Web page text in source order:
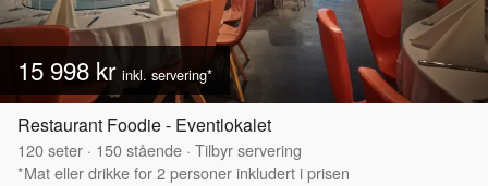
15 998 kr inkl. servering*
Restaurant Foodie - Eventlokalet
120seter · 150stående · Tilbyr servering
*Mat eller drikke for 2 personer inkludert i prisen